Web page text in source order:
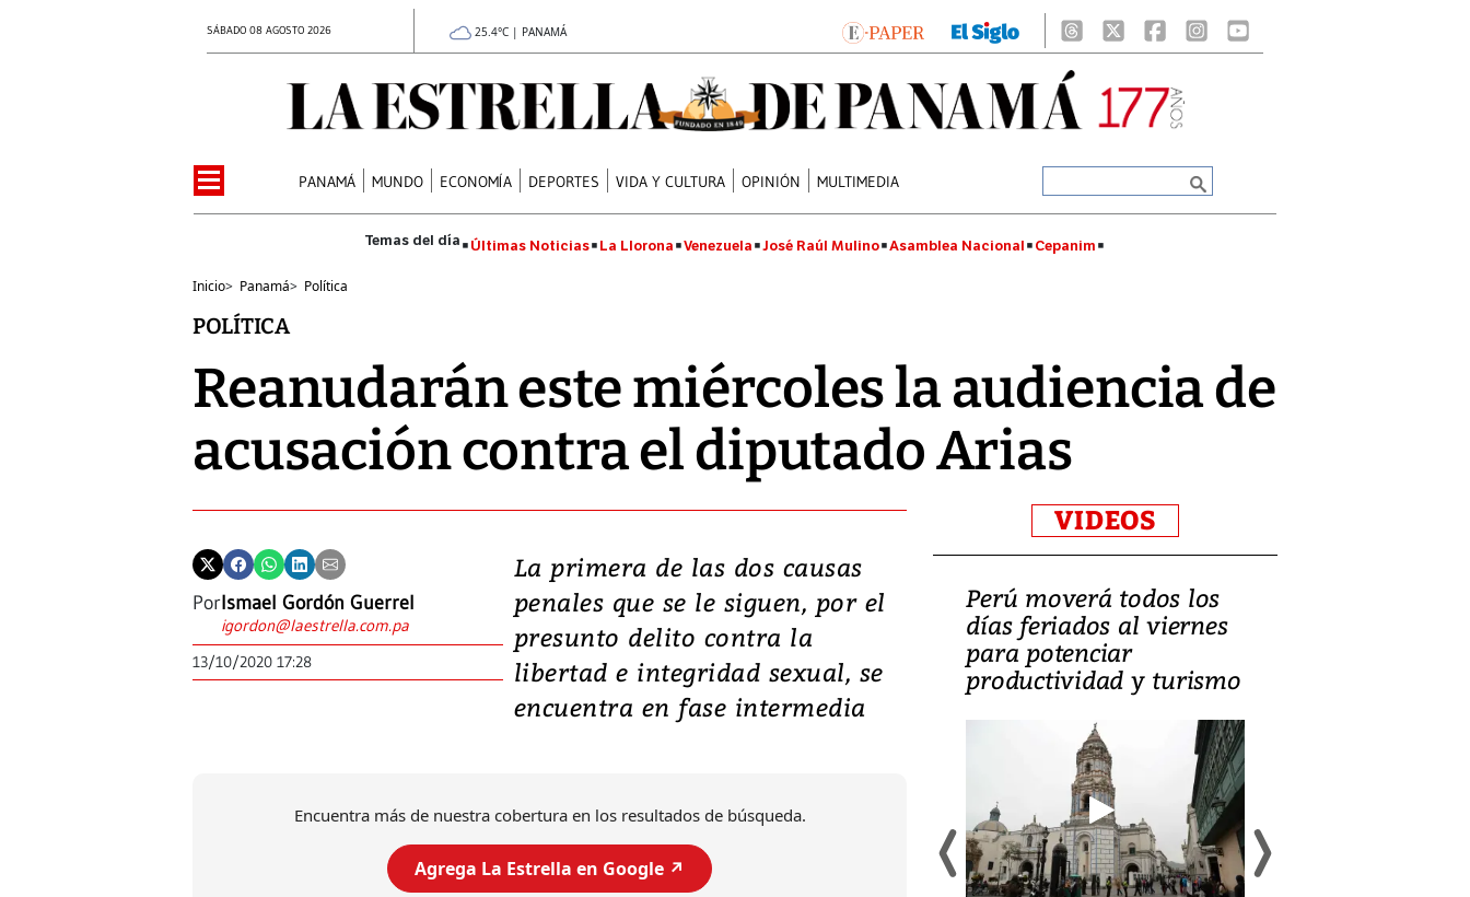
SÁBADO 08 AGOSTO 2026 25.4°C | PANAMÁ
PANAMÁ MUNDO ECONOMÍA DEPORTES VIDA Y CULTURA OPINIÓN MULTIMEDIA
Últimas Noticias La Llorona Venezuela José Raúl Mulino Asamblea Nacional Cepanim
Inicio> Panamá> Política
POLÍTICA
Reanudarán este miércoles la audiencia de
acusación contra el diputado Arias
PorIsmael Gordón Guerrel
igordon@laestrella.com.pa
13/10/2020 17:28
La primera de las dos causas
penales que se le siguen, por el
presunto delito contra la
libertad e integridad sexual, se
encuentra en fase intermedia
Encuentra más de nuestra cobertura en los resultados de búsqueda.
Agrega La Estrella en Google ↗️
VIDEOS
Video: Lula lanza su
candidatura con
promesas de inversión
en defensa, educación y
tierras raras
Perú moverá todos los
días feriados al viernes
para potenciar
productividad y turismo